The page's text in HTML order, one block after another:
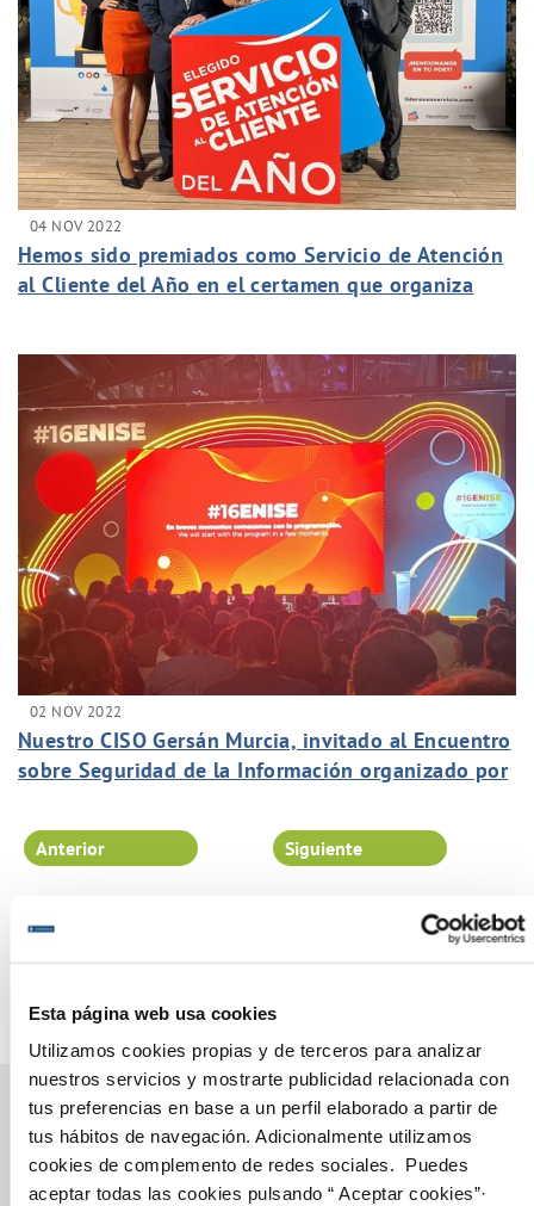
Esta página web usa cookies
Utilizamos cookies propias y de terceros para analizar
nuestros servicios y mostrarte publicidad relacionada con
tus preferencias en base a un perfil elaborado a partir de
tus hábitos de navegación. Adicionalmente utilizamos
cookies de complemento de redes sociales. Puedes
aceptar todas las cookies pulsando “ Aceptar cookies”·
04 NOV 2022
Hemos sido premiados como Servicio de Atención
al Cliente del Año en el certamen que organiza
02 NOV 2022
Nuestro CISO Gersán Murcia, invitado al Encuentro
sobre Seguridad de la Información organizado por
Página 21 de 102
Anterior Siguiente
Gestiones Online